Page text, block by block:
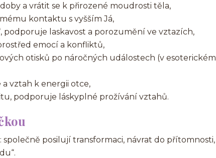
a vrátit se k přirozené moudrosti těla,
kontaktu s vyšším Já,
podporuje laskavost a porozumění ve vztazích,
emocí a konfliktů,
otisků po náročných událostech (v esoterickém
a vztah k energii otce,
podporuje láskyplné prožívání vztahů.
: společně posilují transformaci, návrat do přítomnosti,